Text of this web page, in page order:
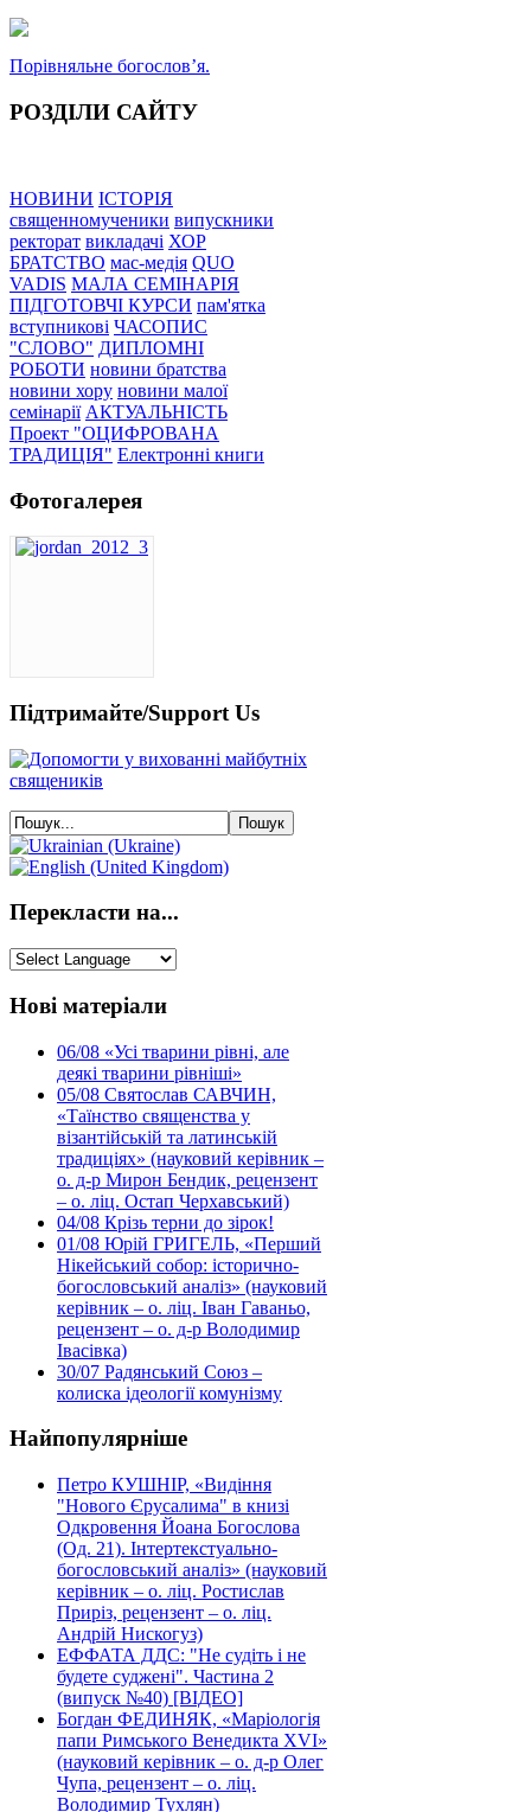
Порівняльне богословʼя.
РОЗДІЛИ САЙТУ
НОВИНИ ІСТОРІЯ
священномученики випускники
ректорат викладачі ХОР
БРАТСТВО мас-медія QUO
VADIS МАЛА СЕМІНАРІЯ
ПІДГОТОВЧІ КУРСИ пам'ятка
вступникові ЧАСОПИС
"СЛОВО" ДИПЛОМНІ
РОБОТИ новини братства
новини хору новини малої
семінарії АКТУАЛЬНІСТЬ
Проект "ОЦИФРОВАНА
ТРАДИЦІЯ" Електронні книги
Фотогалерея
Підтримайте/Support Us
Перекласти на...
Нові матеріали
06/08 «Усі тварини рівні, але
деякі тварини рівніші»
05/08 Святослав САВЧИН,
«Таїнство священства у
візантійській та латинській
традиціях» (науковий керівник –
о. д-р Мирон Бендик, рецензент
– о. ліц. Остап Черхавський)
04/08 Крізь терни до зірок!
01/08 Юрій ГРИГЕЛЬ, «Перший
Нікейський собор: історично-
богословський аналіз» (науковий
керівник – о. ліц. Іван Гаваньо,
рецензент – о. д-р Володимир
Івасівка)
30/07 Радянський Союз –
колиска ідеології комунізму
Найпопулярніше
Петро КУШНІР, «Видіння
"Нового Єрусалима" в книзі
Одкровення Йоана Богослова
(Од. 21). Інтертекстуально-
богословський аналіз» (науковий
керівник – о. ліц. Ростислав
Приріз, рецензент – о. ліц.
Андрій Нискогуз)
ЕФФАТА ДДС: "Не судіть і не
будете суджені". Частина 2
(випуск №40) [ВІДЕО]
Богдан ФЕДИНЯК, «Маріологія
папи Римського Венедикта XVI»
(науковий керівник – о. д-р Олег
Чупа, рецензент – о. ліц.
Володимир Тухлян)